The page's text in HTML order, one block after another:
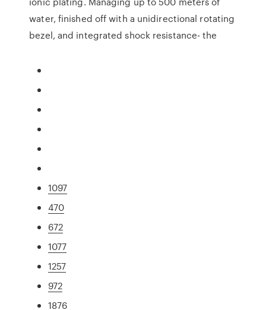
water, finished off with a unidirectional rotating
bezel, and integrated shock resistance- the
1097
470
672
1077
1257
972
1876